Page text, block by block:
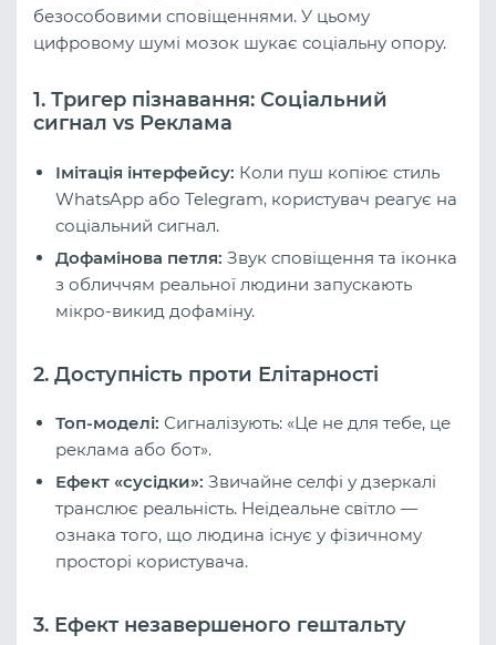
безособовими сповіщеннями. У цьому
цифровому шумі мозок шукає соціальну опору.
1. Тригер пізнавання: Соціальний
сигнал vs Реклама
Імітація інтерфейсу: Коли пуш копіює стиль
WhatsApp або Telegram, користувач реагує на
соціальний сигнал.
Дофамінова петля: Звук сповіщення та іконка
з обличчям реальної людини запускають
мікро-викид дофаміну.
2. Доступність проти Елітарності
Топ-моделі: Сигналізують: «Це не для тебе, це
реклама або бот».
Ефект «сусідки»: Звичайне селфі у дзеркалі
транслює реальність. Неідеальне світло —
ознака того, що людина існує у фізичному
просторі користувача.
3. Ефект незавершеного гештальту